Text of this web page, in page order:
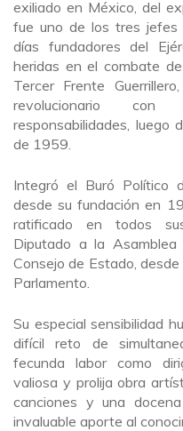
exiliado en México, del
fue uno de los tres jefes
días fundadores del
heridas en el combate
Tercer Frente
revolucionario
responsabilidades, luego
de 1959.
Integró el Buró Político
desde su fundación en
ratificado en todos
Diputado a la
Consejo de Estado,
Parlamento.
Su especial sensibilidad
difícil reto de
fecunda labor como
valiosa y prolija obra
canciones y una
invaluable aporte al